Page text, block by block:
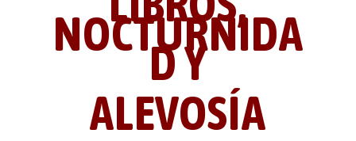
NOCTURNIDA
D Y
ALEVOSÍA